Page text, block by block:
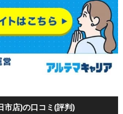
市店)の口コミ(評判)